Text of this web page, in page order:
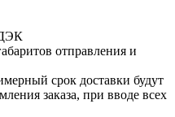
отправления и
срок доставки будут
заказа, при вводе всех